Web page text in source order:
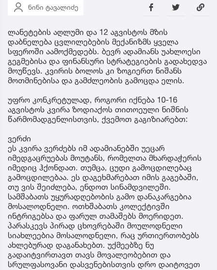
ნინი ტავალიძე
ლანეტების აღლუმი და 12 აგვისტოს მზის
დაბნელება ცვლილებების მექანიზმს ყველა
სფეროში აამოქმედებს. ბევრ ადამიანს უახლოესი
გეგმებისა და ფინანსური სტრატეგიების გადახედვა
მოუწევს. კვირის ბოლოს კი ზოგიერთ ნიშანს
მოთმინებისა და გამძლეობის გამოცდა ელის.
უფრო კონკრეტულად, როგორი იქნება 10-16
აგვისტოს კვირა ზოდიაქოს თითოეული ნიშნის
წარმომადგენლისთვის, ქვემოთ გაგიზიარებთ:
ვერძი
ეს კვირა ვერძებს იმ ადამიანებში უეცარ
იმედგაცრუებას მოუტანს, რომელთა მხარდაჭერის
იმედიც ჰქონდათ. თუმცა, ცუდი გამოცდილებაც
გამოცდილებაა. ეს დაგეხმარებათ იმის გაგებაში,
თუ ვის შეიძლება, ენდოთ სინამდვილეში.
სამშაბათს უყურადღებობის გამო დანაკარგებია
მოსალოდნელი. ოთხშაბათს კოლექტივში
ინტრიგებსა და ფარულ თამაშებს მოერიდეთ.
პარასკევს პირად ცხოვრებაში მოულოდნელი
სიახლეებია მოსალოდნელი, რაც ურთიერთობებს
ახლებურად დაგანახებთ. უქმეებზე ნუ
გადაიტვირთავთ თავს მოვალეობებით და
სრულფასოვანი დასვენებისთვის დრო დაიტოვეთ